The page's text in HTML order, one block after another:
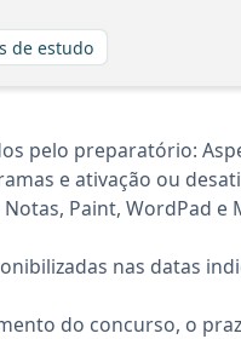
de estudo
pelo preparatório:
e ativação ou
Paint, WordPad
nas datas
do concurso, o